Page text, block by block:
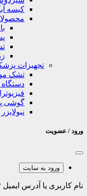
کیسه
تجهیزات
تشک
گوشی
نبولایزر
ورود / عضویت
ورود به سایت
نام کاربری یا آدرس ایمیل